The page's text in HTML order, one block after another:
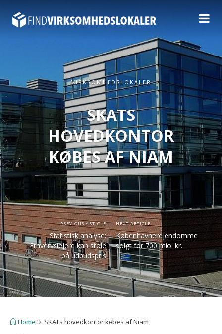
VIRKSOMHEDSLOKALER
SKATS
HOVEDKONTOR
KØBES AF NIAM
PREVIOUS ARTICLE
Statistisk analyse:
Erhvervslejere kan stole
på udbudspris
NEXT ARTICLE
Københavnerejendomme
solgt for 700 mio. kr.
Home SKATs hovedkontor købes af Niam